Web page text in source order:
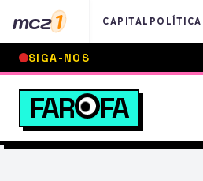
mcz1 CAPITAL POLÍTICA
SIGA-NOS
FAR FA